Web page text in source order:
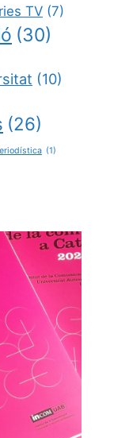
TV (7)
(30)
(10)
(26)
(1)